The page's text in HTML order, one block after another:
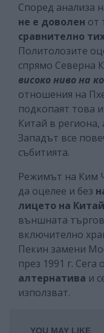
Според анализа
не е доволен от
сравнително
Политолозите
спрямо Северна
високо ниво на
отношения на
подкопаят това
Китай в региона,
Западът все
събитията.
Режимът на Ким
да оцелее и без
лицето на Китай
външната
включително
Пекин замени
през 1991 г. Сега
алтернатива и
използват.